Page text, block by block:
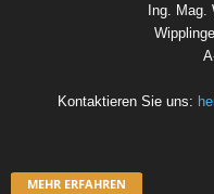
Ing. Mag.
Kontaktieren Sie uns:
MEHR ERFAHREN